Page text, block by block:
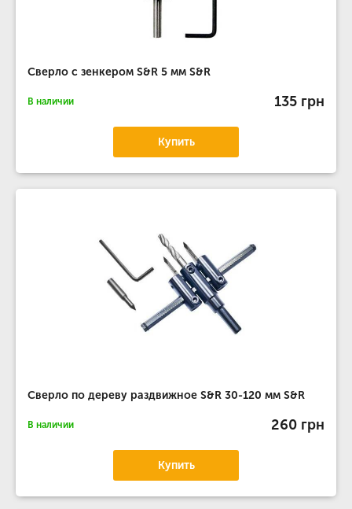
Сверло с зенкером S&R 5 мм S&R
В наличии 135 грн
Купить
Сверло по дереву раздвижное S&R 30-120 мм S&R
В наличии 260 грн
Купить